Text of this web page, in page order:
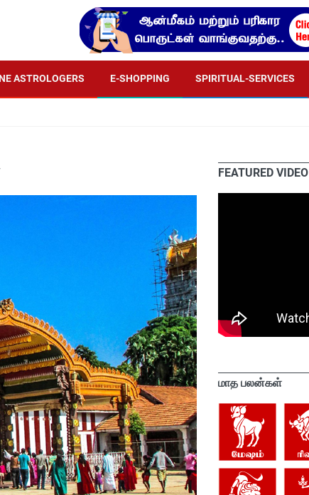
ASTROLOGERS E-SHOPPING SPIRITUAL-SERVICES
FEATURED VIDEO
மாத பலன்கள்